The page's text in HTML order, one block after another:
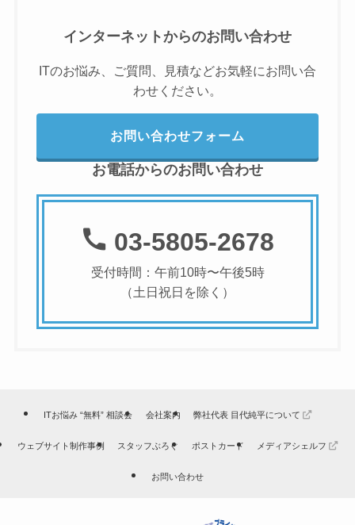
インターネットからのお問い合わせ
ITのお悩み、ご質問、見積などお気軽にお問い合
わせください。
お問い合わせフォーム
お電話からのお問い合わせ
03-5805-2678
受付時間：午前10時〜午後5時
（土日祝日を除く）
ITお悩み “無料” 相談会 会社案内 弊社代表 目代純平について
ウェブサイト制作事例 スタッフぶろぐ ポストカード メディアシェルフ
お問い合わせ